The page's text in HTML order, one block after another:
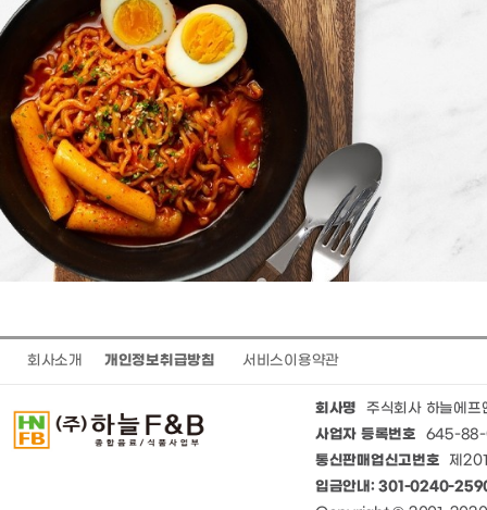
회사소개 개인정보취급방침 서비스이용약관
회사명 주식회사 하늘에프
사업자 등록번호 645-88-
통신판매업신고번호 제
입금안내: 301-0240-